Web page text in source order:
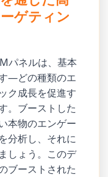
ゲティン
パネルは、基本
—どの種類のエ
ク成長を促進す
。ブーストした
本物のエンゲー
分析し、それに
しょう。このデ
ブーストされた